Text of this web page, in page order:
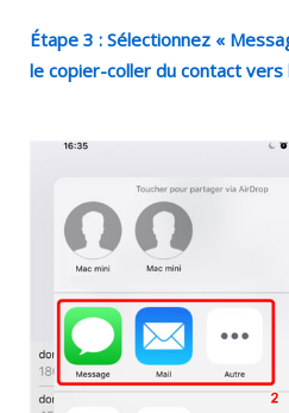
Étape 3 : Sélectionnez «
le copier-coller du contact